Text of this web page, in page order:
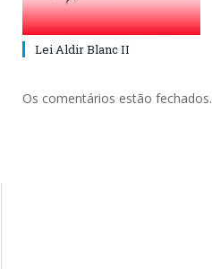
Lei Aldir Blanc II
Os comentários estão fechados.